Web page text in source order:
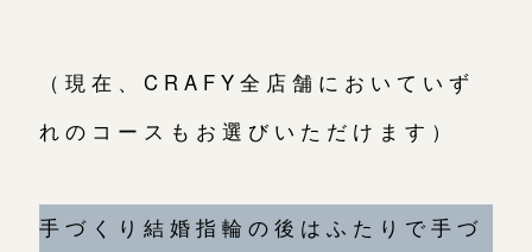
（現在、CRAFY全店舗においていず
れのコースもお選びいただけます）
手づくり結婚指輪の後はふたりで手づ